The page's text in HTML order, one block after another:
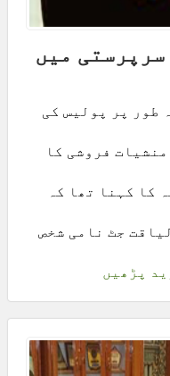
میں
طور پر پولیس کی
فروشی کا
کا کہنا تھا کہ
جٹ نامی شخص
پڑھیں